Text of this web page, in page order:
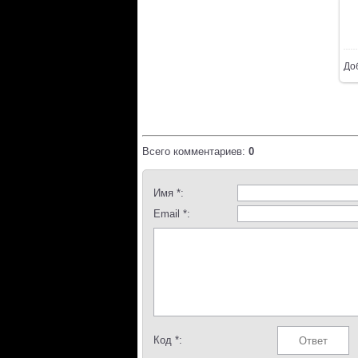
Всего комментариев: 0
Имя *:
Email *:
Код *: